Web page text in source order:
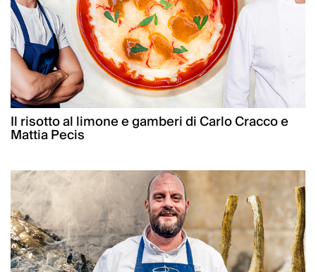
Il risotto al limone e gamberi di Carlo Cracco e
Mattia Pecis